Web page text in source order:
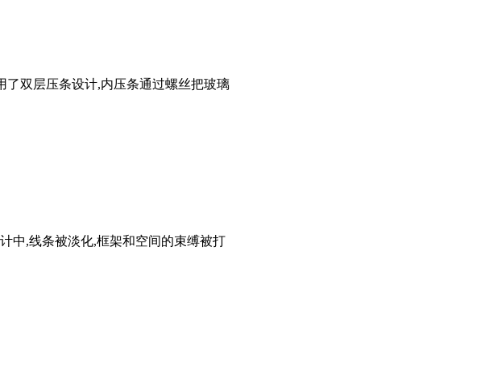
了双层压条设计,内压条通过螺丝把玻璃
中,线条被淡化,框架和空间的束缚被打